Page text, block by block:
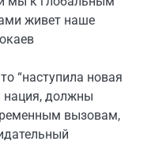
живет наше
“наступила новая
нация, должны
вызовам,